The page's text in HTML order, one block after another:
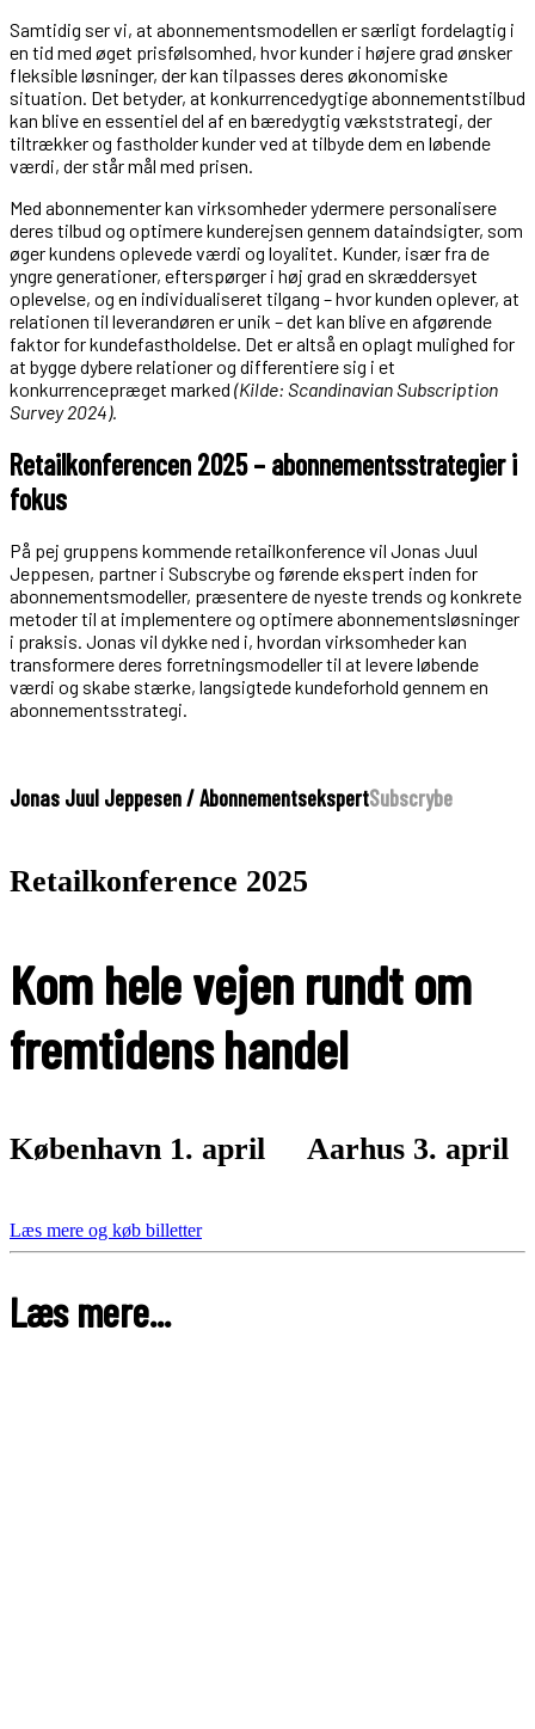
Samtidig ser vi, at abonnementsmodellen er særligt fordelagtig i
en tid med øget prisfølsomhed, hvor kunder i højere grad ønsker
fleksible løsninger, der kan tilpasses deres økonomiske
situation. Det betyder, at konkurrencedygtige abonnementstilbud
kan blive en essentiel del af en bæredygtig vækststrategi, der
tiltrækker og fastholder kunder ved at tilbyde dem en løbende
værdi, der står mål med prisen.
Med abonnementer kan virksomheder ydermere personalisere
deres tilbud og optimere kunderejsen gennem dataindsigter, som
øger kundens oplevede værdi og loyalitet. Kunder, især fra de
yngre generationer, efterspørger i høj grad en skræddersyet
oplevelse, og en individualiseret tilgang – hvor kunden oplever, at
relationen til leverandøren er unik – det kan blive en afgørende
faktor for kundefastholdelse. Det er altså en oplagt mulighed for
at bygge dybere relationer og differentiere sig i et
konkurrencepræget marked (Kilde: Scandinavian Subscription
Survey 2024).
Retailkonferencen 2025 – abonnementsstrategier i
fokus
På pej gruppens kommenderetailkonferencevil Jonas Juul
Jeppesen, partner i Subscrybeog førende ekspert inden for
abonnementsmodeller, præsentere de nyeste trends og konkrete
metoder til at implementere og optimere abonnementsløsninger
i praksis. Jonas vil dykke ned i, hvordan virksomheder kan
transformere deres forretningsmodeller til at levere løbende
værdi og skabe stærke, langsigtede kundeforhold gennem en
abonnementsstrategi.
Jonas Juul Jeppesen / AbonnementsekspertSubscrybe
Retailkonference 2025
Kom hele vejen rundt om
fremtidens handel
København 1. april Aarhus 3. april
Læs mere og køb billetter
Læs mere...